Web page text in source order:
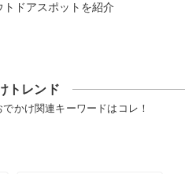
トドアスポットを紹介
トレンド
かけ関連キーワードはコレ！